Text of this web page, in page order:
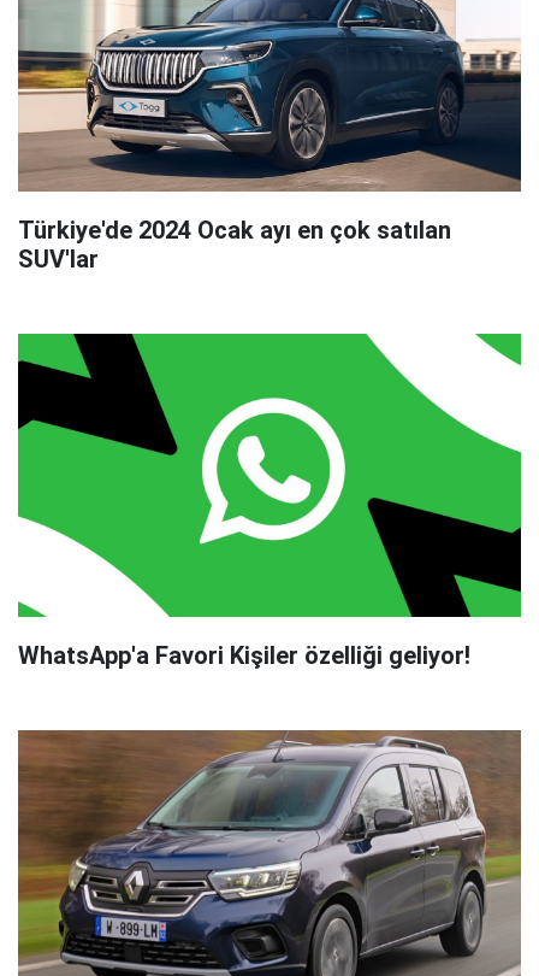
Türkiye'de 2024 Ocak ayı en çok satılan
SUV'lar
WhatsApp'a Favori Kişiler özelliği geliyor!